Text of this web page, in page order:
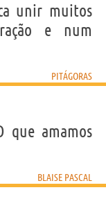
unir muitos
e num
PITÁGORAS
que amamos
BLAISE PASCAL